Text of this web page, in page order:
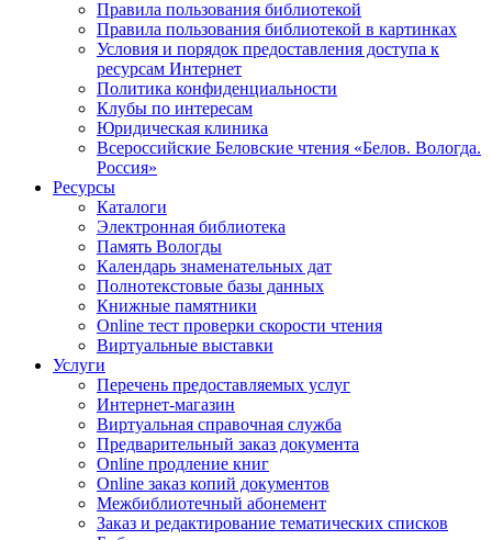
Правила пользования библиотекой
Правила пользования библиотекой в картинках
Условия и порядок предоставления доступа к
ресурсам Интернет
Политика конфиденциальности
Клубы по интересам
Юридическая клиника
Всероссийские Беловские чтения «Белов. Вологда.
Россия»
Ресурсы
Каталоги
Электронная библиотека
Память Вологды
Календарь знаменательных дат
Полнотекстовые базы данных
Книжные памятники
Online тест проверки скорости чтения
Виртуальные выставки
Услуги
Перечень предоставляемых услуг
Интернет-магазин
Виртуальная справочная служба
Предварительный заказ документа
Online продление книг
Online заказ копий документов
Межбиблиотечный абонемент
Заказ и редактирование тематических списков